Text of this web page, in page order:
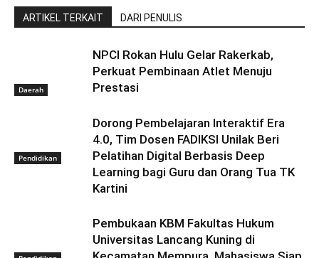
ARTIKEL TERKAIT DARI PENULIS
Daerah
NPCI Rokan Hulu Gelar Rakerkab,
Perkuat Pembinaan Atlet Menuju
Prestasi
Pendidikan
Dorong Pembelajaran Interaktif Era
4.0, Tim Dosen FADIKSI Unilak Beri
Pelatihan Digital Berbasis Deep
Learning bagi Guru dan Orang Tua TK
Kartini
Pembukaan KBM Fakultas Hukum
Universitas Lancang Kuning di